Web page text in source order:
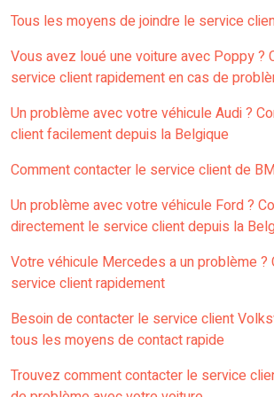
Tous les moyens de joindre le service
Vous avez loué une voiture avec Poppy ?
service client rapidement en cas de
Un problème avec votre véhicule Audi ?
client facilement depuis la Belgique
Comment contacter le service client de
Un problème avec votre véhicule Ford ?
directement le service client depuis la
Votre véhicule Mercedes a un problème ?
service client rapidement
Besoin de contacter le service client
tous les moyens de contact rapide
Trouvez comment contacter le service